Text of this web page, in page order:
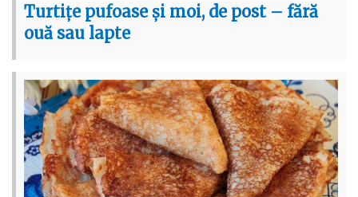
Turtițe pufoase și moi, de post – fără
ouă sau lapte